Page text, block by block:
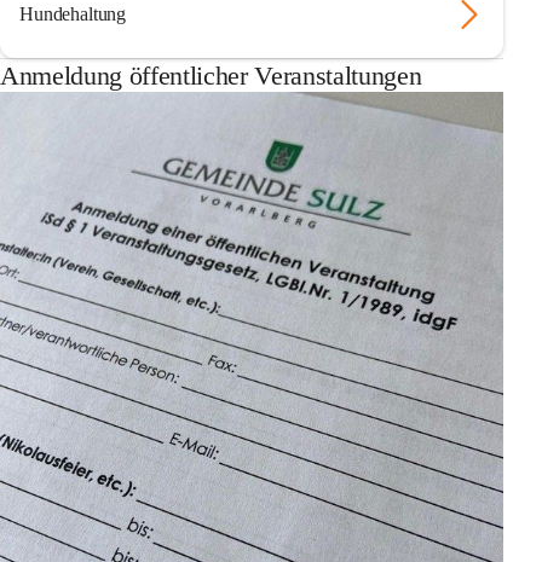
Hundehaltung
Anmeldung öffentlicher Veranstaltungen